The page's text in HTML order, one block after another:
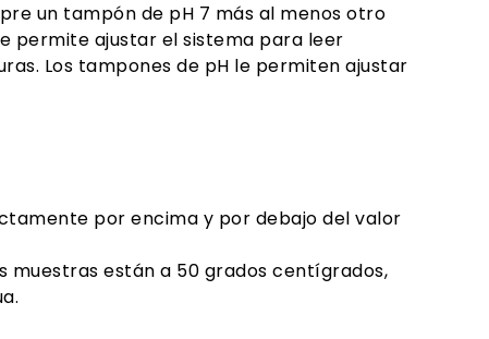
un tampón de pH 7 más al menos otro
permite ajustar el sistema para leer
Los tampones de pH le permiten ajustar
por encima y por debajo del valor
muestras están a 50 grados centígrados,